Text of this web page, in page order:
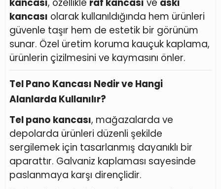
kancası, özellikle raf kancası ve askı
kancası olarak kullanıldığında hem ürünleri
güvenle taşır hem de estetik bir görünüm
sunar. Özel üretim koruma kauçuk kaplama,
ürünlerin çizilmesini ve kaymasını önler.
Tel Pano Kancası Nedir ve Hangi
Alanlarda Kullanılır?
Tel pano kancası, mağazalarda ve
depolarda ürünleri düzenli şekilde
sergilemek için tasarlanmış dayanıklı bir
aparattır. Galvaniz kaplaması sayesinde
paslanmaya karşı dirençlidir.